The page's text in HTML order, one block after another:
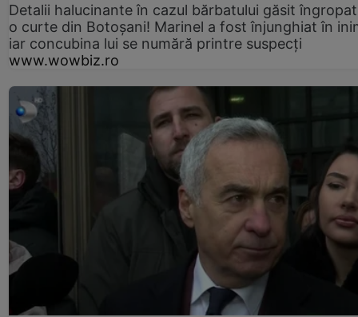
Detalii halucinante în cazul bărbatului găsit
o curte din Botoșani! Marinel a fost înjunghiat în
iar concubina lui se numără printre suspecți
www.wowbiz.ro